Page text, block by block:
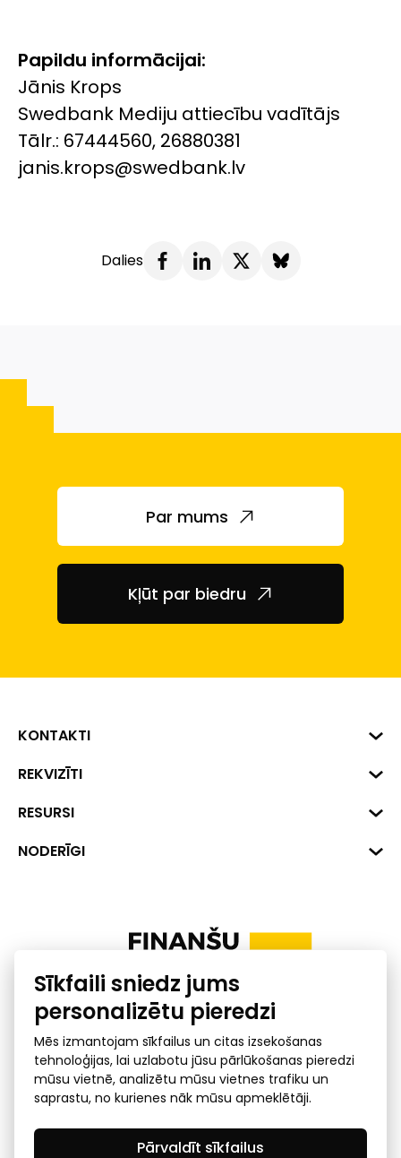
Papildu informācijai:
Jānis Krops
Swedbank Mediju attiecību vadītājs
Tālr.: 67444560, 26880381
janis.krops@swedbank.lv
Dalies
Par mums
Kļūt par biedru
KONTAKTI
Biznesa centrs "VERDE" Roberta
1045
+371 287 18175
REKVIZĪTI
Reģ. Nr. 40008002175
Banka: SEB Banka
RESURSI
Dati
Uzņēmumu kredītspējas kalkulators
NODERĪGI
Ombuds
pieprasījums
Sīkfaili sniedz jums
personalizētu pieredzi
Mēs izmantojam sīkfailus un citas izsekošanas
tehnoloģijas, lai uzlabotu jūsu pārlūkošanas pieredzi
mūsu vietnē, analizētu mūsu vietnes trafiku un
saprastu, no kurienes nāk mūsu apmeklētāji.
Pārvaldīt sīkfailus